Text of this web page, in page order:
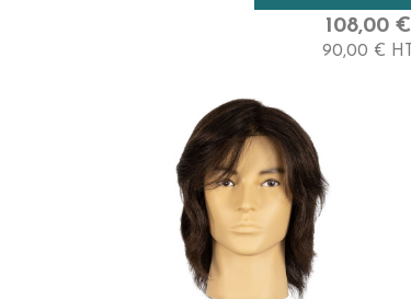
Très Haute
Longueur
108,00 €
90,00 € HT